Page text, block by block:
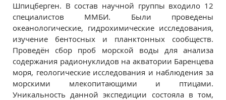
Шпицберген. В состав научной группы входило 12
специалистов ММБИ. Были проведены
океанологические, гидрохимические исследования,
изучение бентосных и планктонных сообществ.
Проведён сбор проб морской воды для анализа
содержания радионуклидов на акватории Баренцева
моря, геологические исследования и наблюдения за
морскими млекопитающими и птицами.
Уникальность данной экспедиции состояла в том,